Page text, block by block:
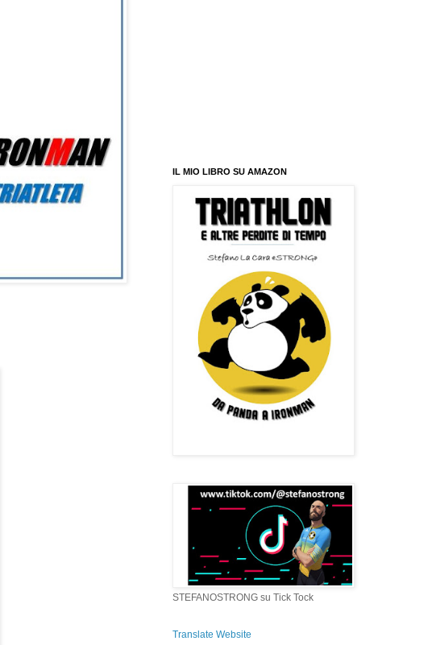
IL MIO LIBRO SU AMAZON
STEFANOSTRONG su Tick Tock
Translate Website